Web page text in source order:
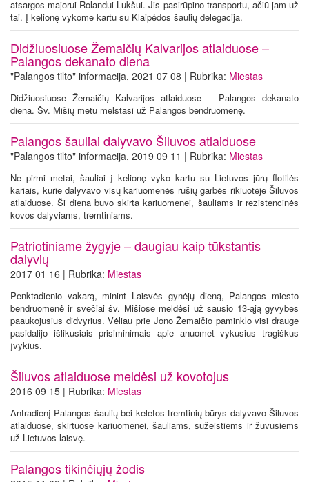
atsargos majorui Rolandui Lukšui. Jis pasirūpino transportu, ačiū jam už
tai. Į kelionę vykome kartu su Klaipėdos šaulių delegacija.
Didžiuosiuose Žemaičių Kalvarijos atlaiduose –
Palangos dekanato diena
"Palangos tilto" informacija, 2021 07 08 | Rubrika: Miestas
Didžiuosiuose Žemaičių Kalvarijos atlaiduose – Palangos dekanato
diena. Šv. Mišių metu melstasi už Palangos bendruomenę.
Palangos šauliai dalyvavo Šiluvos atlaiduose
"Palangos tilto" informacija, 2019 09 11 | Rubrika: Miestas
Ne pirmi metai, šauliai į kelionę vyko kartu su Lietuvos jūrų flotilės
kariais, kurie dalyvavo visų kariuomenės rūšių garbės rikiuotėje Šiluvos
atlaiduose. Ši diena buvo skirta kariuomenei, šauliams ir rezistencinės
kovos dalyviams, tremtiniams.
Patriotiniame žygyje – daugiau kaip tūkstantis
dalyvių
2017 01 16 | Rubrika: Miestas
Penktadienio vakarą, minint Laisvės gynėjų dieną, Palangos miesto
bendruomenė ir svečiai šv. Mišiose meldėsi už sausio 13-ąją gyvybes
paaukojusius didvyrius. Vėliau prie Jono Žemaičio paminklo visi drauge
pasidalijo išlikusiais prisiminimais apie anuomet vykusius tragiškus
įvykius.
Šiluvos atlaiduose meldėsi už kovotojus
2016 09 15 | Rubrika: Miestas
Antradienį Palangos šaulių bei keletos tremtinių būrys dalyvavo Šiluvos
atlaiduose, skirtuose kariuomenei, šauliams, sužeistiems ir žuvusiems
už Lietuvos laisvę.
Palangos tikinčiųjų žodis